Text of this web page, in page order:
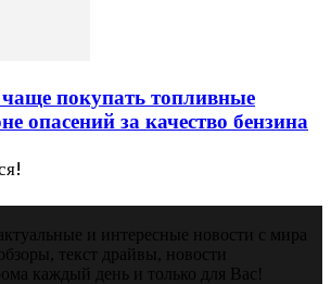
чаще покупать топливные
опасений за качество бензина
и интересные новости с мира
текст драйвы, новости
каждый день и только для Вас!